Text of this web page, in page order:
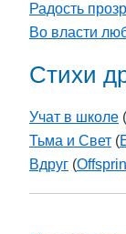
Радость
Во власти
Стихи
Учат в школе (
Тьма и Свет (
Вдруг (